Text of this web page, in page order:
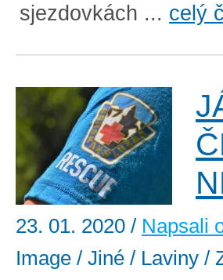
sjezdovkách ... celý
23. 01. 2020 / Napsali
Image / Jiné / Laviny /